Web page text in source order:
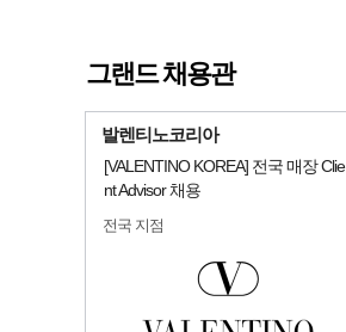
그랜드 채용관
발렌티노코리아
[VALENTINO KOREA] 전국 매장 Clie
nt Advisor 채용
전국 지점